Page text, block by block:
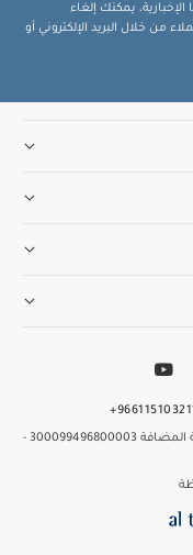
يمكنك إلغاء
من خلال البريد الإلكتروني أو
-